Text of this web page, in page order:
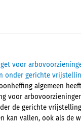
voor
onder gerichte
algemeen
voor
de gerichte
kan vallen, ook als de